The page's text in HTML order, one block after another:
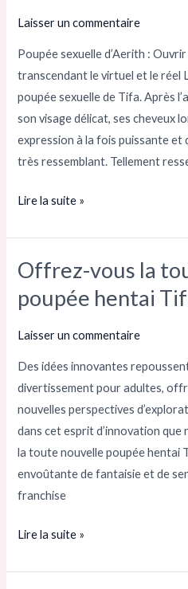
Laisser un commentaire
Poupée sexuelle d’Aerith :
transcendant le virtuel et le réel
poupée sexuelle de Tifa. Après
son visage délicat, ses cheveux
expression à la fois puissante et
très ressemblant. Tellement
voyage
de
rêve
transcendant
le
virtuel
le
Lire la suite »
Offrez-vous la
poupée hentai
Laisser un commentaire
Des idées innovantes
divertissement pour adultes,
nouvelles perspectives
dans cet esprit d’innovation
la toute nouvelle poupée hentai
envoûtante de fantaisie et de
franchise
Offrez-
la
toute
poupée
hentai
Tifa
Lockhart
Lire la suite »